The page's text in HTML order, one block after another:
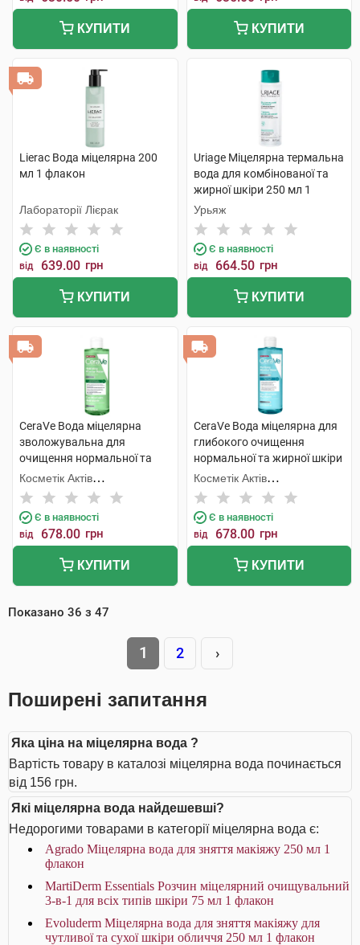
КУПИТИ КУПИТИ
Lierac Вода міцелярна 200
мл 1 флакон
Лабораторії Лієрак
Є в наявності
від 639.00 грн
КУПИТИ
Uriage Міцелярна термальна
вода для комбінованої та
жирної шкіри 250 мл 1
флакон
Урьяж
Є в наявності
від 664.50 грн
КУПИТИ
CeraVe Вода міцелярна
зволожувальна для
очищення нормальної та
сухої шкіри обличчя 400 мл 1
шт
Косметік Актів
Інтернаціональ
Є в наявності
від 678.00 грн
КУПИТИ
CeraVe Вода міцелярна для
глибокого очищення
нормальної та жирної шкіри
обличчя 400 мл 1 флакон
Косметік Актів
Інтернаціональ
Є в наявності
від 678.00 грн
КУПИТИ
Показано 36 з 47
1 2 ›
Поширені запитання
Яка ціна на міцелярна вода ?
Вартість товару в каталозі міцелярна вода починається
від 156 грн.
Які міцелярна вода найдешевші?
Недорогими товарами в категорії міцелярна вода є:
Agrado Міцелярна вода для зняття макіяжу 250 мл 1
флакон
MartiDerm Essentials Розчин міцелярний очищувальний
3-в-1 для всіх типів шкіри 75 мл 1 флакон
Evoluderm Міцелярна вода для зняття макіяжу для
чутливої та сухої шкіри обличчя 250 мл 1 флакон